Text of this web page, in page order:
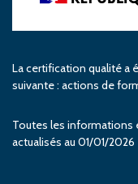
La certification qualité a
suivante : actions de
Toutes les informations
actualisés au 01/01/2026